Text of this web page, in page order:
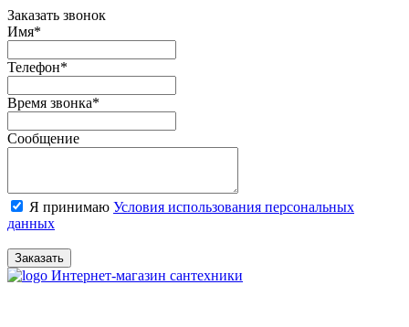
Заказать звонок
Имя*
Телефон*
Время звонка*
Сообщение
Я принимаю Условия использования персональных
данных
Заказать
Интернет-магазин сантехники